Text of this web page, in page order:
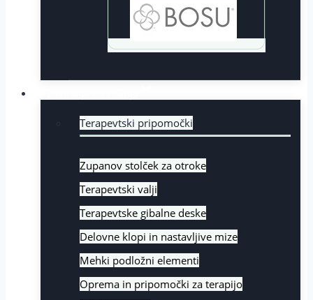
Terapevtski pripomočki
Zupanov stolček za otroke
Terapevtski valji
Terapevtske gibalne deske
Delovne klopi in nastavljive mize
Mehki podložni elementi
Oprema in pripomočki za terapijo